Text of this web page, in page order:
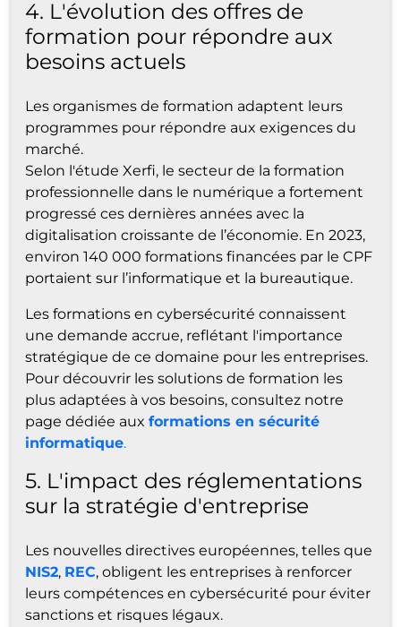
4. L'évolution des offres de
formation pour répondre aux
besoins actuels
Les organismes de formation adaptent leurs
programmes pour répondre aux exigences du
marché.
Selon l'étude Xerfi, le secteur de la formation
professionnelle dans le numérique a fortement
progressé ces dernières années avec la
digitalisation croissante de l’économie. En 2023,
environ 140 000 formations financées par le CPF
portaient sur l’informatique et la bureautique.
Les formations en cybersécurité connaissent
une demande accrue, reflétant l'importance
stratégique de ce domaine pour les entreprises.
Pour découvrir les solutions de formation les
plus adaptées à vos besoins, consultez notre
page dédiée aux formations en sécurité
informatique.
5. L'impact des réglementations
sur la stratégie d'entreprise
Les nouvelles directives européennes, telles que
NIS2, REC, obligent les entreprises à renforcer
leurs compétences en cybersécurité pour éviter
sanctions et risques légaux.